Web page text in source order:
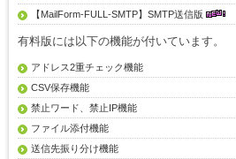
【MailForm-FULL-SMTP】SMTP送信版
有料版には以下の機能が付いています。
アドレス2重チェック機能
CSV保存機能
禁止ワード、禁止IP機能
ファイル添付機能
送信先振り分け機能